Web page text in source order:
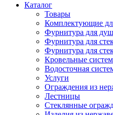
Каталог
Товары
Комплектующие
Фурнитура для
Фурнитура для
Фурнитура для
Кровельные
Водосточная
Услуги
Ограждения из
Лестницы
Стеклянные